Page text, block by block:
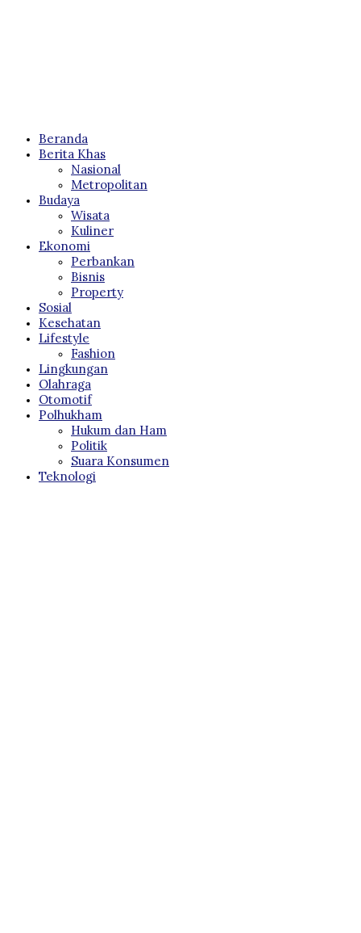
Beranda
Berita Khas
Nasional
Metropolitan
Budaya
Wisata
Kuliner
Ekonomi
Perbankan
Bisnis
Property
Sosial
Kesehatan
Lifestyle
Fashion
Lingkungan
Olahraga
Otomotif
Polhukham
Hukum dan Ham
Politik
Suara Konsumen
Teknologi